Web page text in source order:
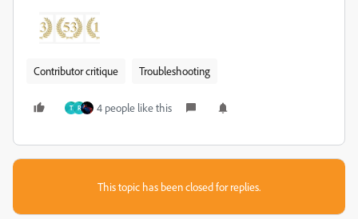
Contributor critique Troubleshooting
Т R 4 people like this
This topic has been closed for replies.